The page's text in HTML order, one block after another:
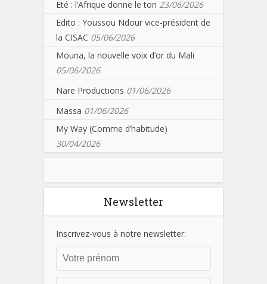
Eté : l’Afrique donne le ton 23/06/2026
Edito : Youssou Ndour vice-président de
la CISAC 05/06/2026
Mouna, la nouvelle voix d’or du Mali
05/06/2026
Nare Productions 01/06/2026
Massa 01/06/2026
My Way (Comme d’habitude)
30/04/2026
Newsletter
Inscrivez-vous à notre newsletter: